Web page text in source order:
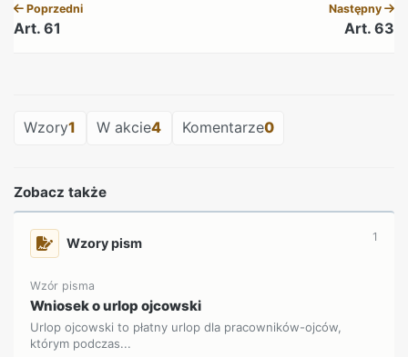
Poprzedni
Art. 61
Następny
Art. 63
Wzory1 W akcie4 Komentarze0
Zobacz także
Wzory pism 1
Wzór pisma
Wniosek o urlop ojcowski
Urlop ojcowski to płatny urlop dla pracowników-ojców,
którym podczas...